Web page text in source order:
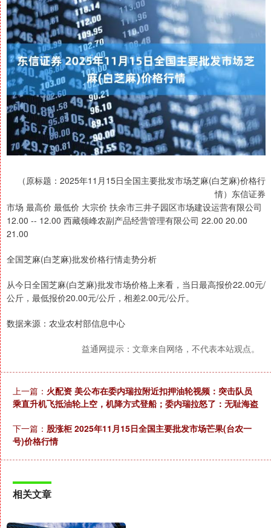
（原标题：2025年11月15日全国主要批发市场芝麻(白芝麻)价格行
情）东信证券
市场 最高价 最低价 大宗价 扶余市三井子园区市场建设运营有限公司
12.00 -- 12.00 西藏领峰农副产品经营管理有限公司 22.00 20.00
21.00
全国芝麻(白芝麻)批发价格行情走势分析
从今日全国芝麻(白芝麻)批发市场价格上来看，当日最高报价22.00元/
公斤，最低报价20.00元/公斤，相差2.00元/公斤。
数据来源：农业农村部信息中心
益通网提示：文章来自网络，不代表本站观点。
上一篇： 火配资 美公布在委内瑞拉附近扣押油轮视频：突击队员
乘直升机飞抵油轮上空，机降方式登船；委内瑞拉怒了：无耻海盗
下一篇： 股涨柜 2025年11月15日全国主要批发市场芒果(台农一
号)价格行情
相关文章